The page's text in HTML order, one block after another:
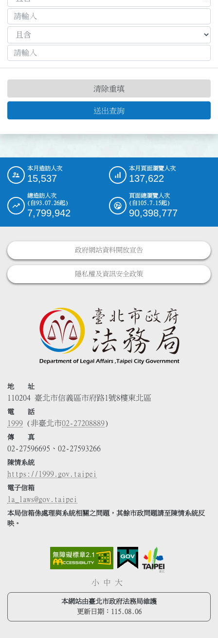
送出查詢
清除重填
::: 本月造訪人次
15,537
本月頁面瀏覽人次
137,622
總造訪人次
(自93.07.26起)
7,799,942
頁面總瀏覽人次
(自105.7.15起)
90,398,777
政府網站資料開放宣告
隱私權及資訊安全政策
地 址
110204 臺北市信義區市府路1號8樓東北區
電 話
1999 (非臺北市02-27208889)
傳 真
02-27596695、02-27593266
陳情系統
https://1999.gov.taipei
電子信箱
la_laws@gov.taipei
本局信箱係處理與系統相關之問題，其餘市政問題請至陳情系統反
映。
小 中 大
本網站由臺北市政府法務局維護
更新日期： 115.08.06